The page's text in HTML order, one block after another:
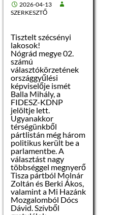
helyrajzi száma: 11
530 m2
rendeltetése:
lakóház, udvar
közműellátottsága:
elektromos árammal,
ivóvízzel,
szennyvízzel,
hírközléssel ellátott,
gáz ellátás biztosított
Az ingatlant a
Szécsény 12 hrsz-ú
ingatlant illető
átjárási szolgalmi jog
terheli.
2026-04-13
SZERKESZTŐ
Tisztelt szécsényi
lakosok!
Nógrád megye 02.
számú
választókörzetének
országgyűlési
képviselője ismét
Balla Mihály, a
FIDESZ-KDNP
jelöltje lett.
Ugyanakkor
térségünkből
pártlistán még három
politikus került be a
parlamentbe. A
választást nagy
többséggel megnyerő
Tisza pártból Molnár
Zoltán és Berki Ákos,
valamint a Mi Hazánk
Mozgalomból Dócs
Dávid. Szívből